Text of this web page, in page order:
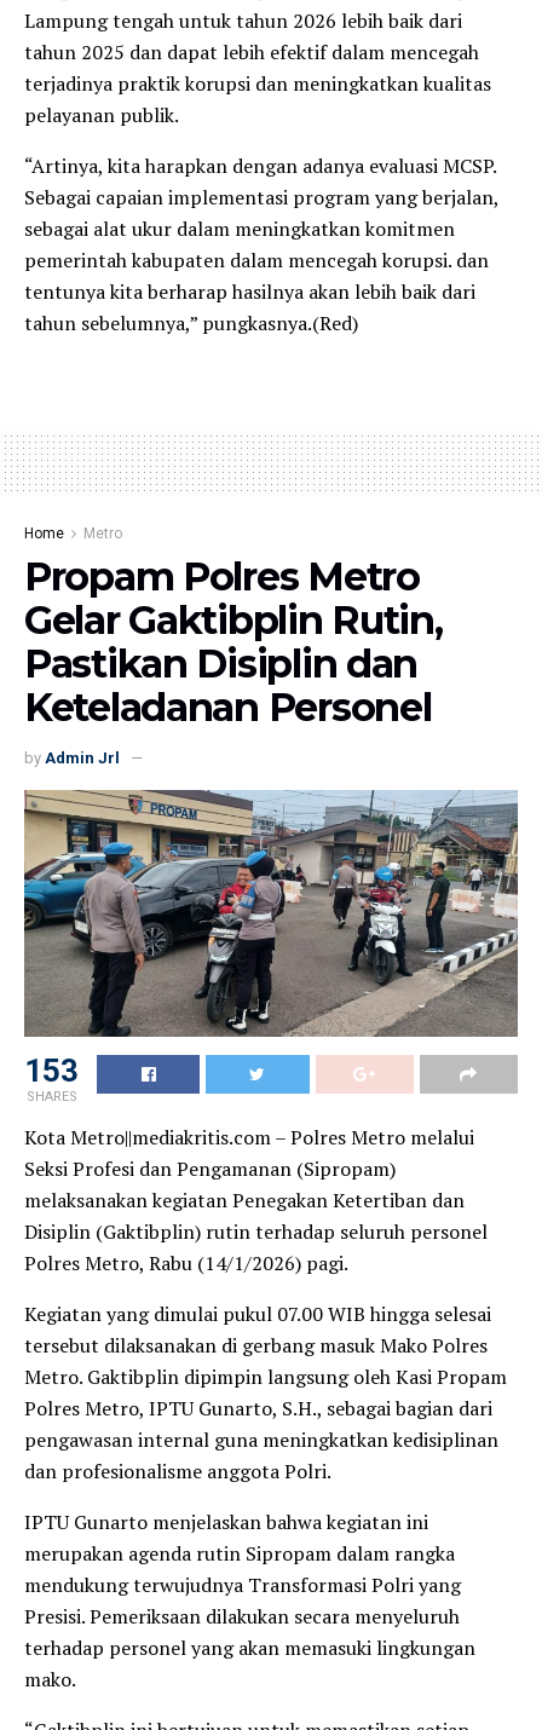
Lampung tengah untuk tahun 2026 lebih baik dari
tahun 2025 dan dapat lebih efektif dalam mencegah
terjadinya praktik korupsi dan meningkatkan kualitas
pelayanan publik.
“Artinya, kita harapkan dengan adanya evaluasi MCSP.
Sebagai capaian implementasi program yang berjalan,
sebagai alat ukur dalam meningkatkan komitmen
pemerintah kabupaten dalam mencegah korupsi. dan
tentunya kita berharap hasilnya akan lebih baik dari
tahun sebelumnya,” pungkasnya.(Red)
Home Metro
Propam Polres Metro
Gelar Gaktibplin Rutin,
Pastikan Disiplin dan
Keteladanan Personel
by Admin Jrl
153
SHARES
Kota Metro||mediakritis.com – Polres Metro melalui
Seksi Profesi dan Pengamanan (Sipropam)
melaksanakan kegiatan Penegakan Ketertiban dan
Disiplin (Gaktibplin) rutin terhadap seluruh personel
Polres Metro, Rabu (14/1/2026) pagi.
Kegiatan yang dimulai pukul 07.00 WIB hingga selesai
tersebut dilaksanakan di gerbang masuk Mako Polres
Metro. Gaktibplin dipimpin langsung oleh Kasi Propam
Polres Metro, IPTU Gunarto, S.H., sebagai bagian dari
pengawasan internal guna meningkatkan kedisiplinan
dan profesionalisme anggota Polri.
IPTU Gunarto menjelaskan bahwa kegiatan ini
merupakan agenda rutin Sipropam dalam rangka
mendukung terwujudnya Transformasi Polri yang
Presisi. Pemeriksaan dilakukan secara menyeluruh
terhadap personel yang akan memasuki lingkungan
mako.